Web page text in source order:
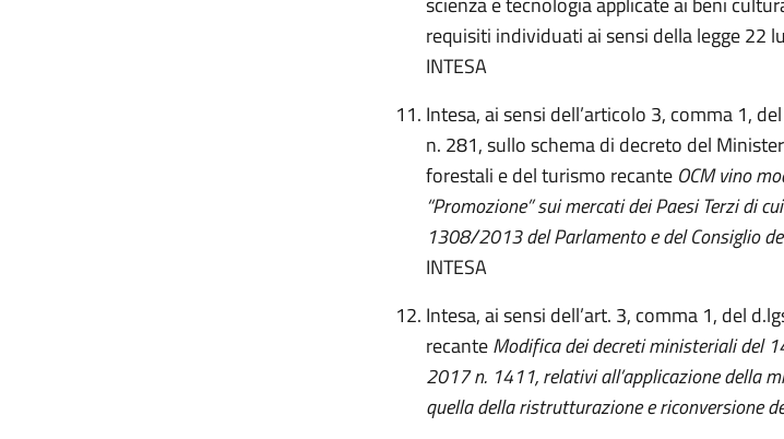
requisiti individuati ai sensi della legge 22
INTESA
Intesa, ai sensi dell’articolo 3, comma 1,
n. 281, sullo schema di decreto del
forestali e del turismo recante OCM vino
“Promozione” sui mercati dei Paesi Terzi di
1308/2013 del Parlamento e del Consiglio
INTESA
Intesa, ai sensi dell’art. 3, comma 1, del
recanteModifica dei decreti ministeriali del
2017 n. 1411, relativi all’applicazione della
quella della ristrutturazione e riconversione